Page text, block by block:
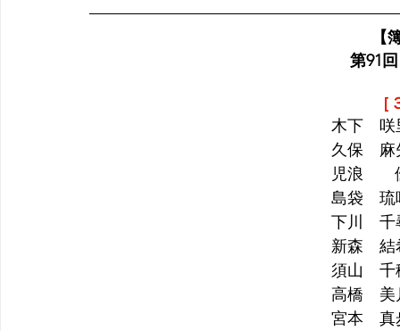
【
第91
木下　
久保　
児浪　
島袋　
下川　
新森　
須山　
高橋　
宮本　